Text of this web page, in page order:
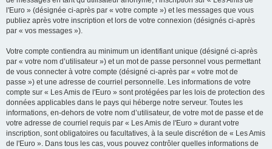
l'Euro » (désignée ci-après par « votre compte ») et les messages que vous
publiez après votre inscription et lors de votre connexion (désignés ci-après
par « vos messages »).
Votre compte contiendra au minimum un identifiant unique (désigné ci-après
par « votre nom d’utilisateur ») et un mot de passe personnel vous permettant
de vous connecter à votre compte (désigné ci-après par « votre mot de
passe ») et une adresse de courriel personnelle. Les informations de votre
compte sur « Les Amis de l'Euro » sont protégées par les lois de protection des
données applicables dans le pays qui héberge notre serveur. Toutes les
informations, en-dehors de votre nom d’utilisateur, de votre mot de passe et de
votre adresse de courriel requis par « Les Amis de l'Euro » durant votre
inscription, sont obligatoires ou facultatives, à la seule discrétion de « Les Amis
de l'Euro ». Dans tous les cas, vous pouvez contrôler quelles informations de